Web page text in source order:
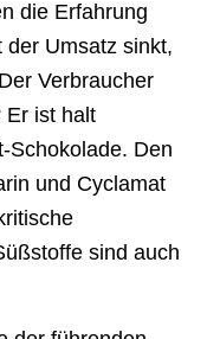
die Erfahrung
der Umsatz sinkt,
Verbraucher
Er ist halt
Schokolade. Den
und Cyclamat
sind auch